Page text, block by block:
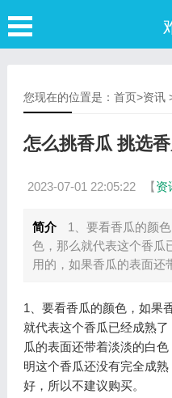
您现在的位置是： 首页>资讯
怎么挑香瓜 挑选
2023-07-01 22:05:22 【资
简介
1、要看香瓜的颜
色，那么就代表这个香瓜
用的，如果香瓜的表面还
1、要看香瓜的颜色，如果
就代表这个香瓜已经成熟
瓜的表面还带着淡淡的白
明这个香瓜还没有完全成
好，所以不建议购买。